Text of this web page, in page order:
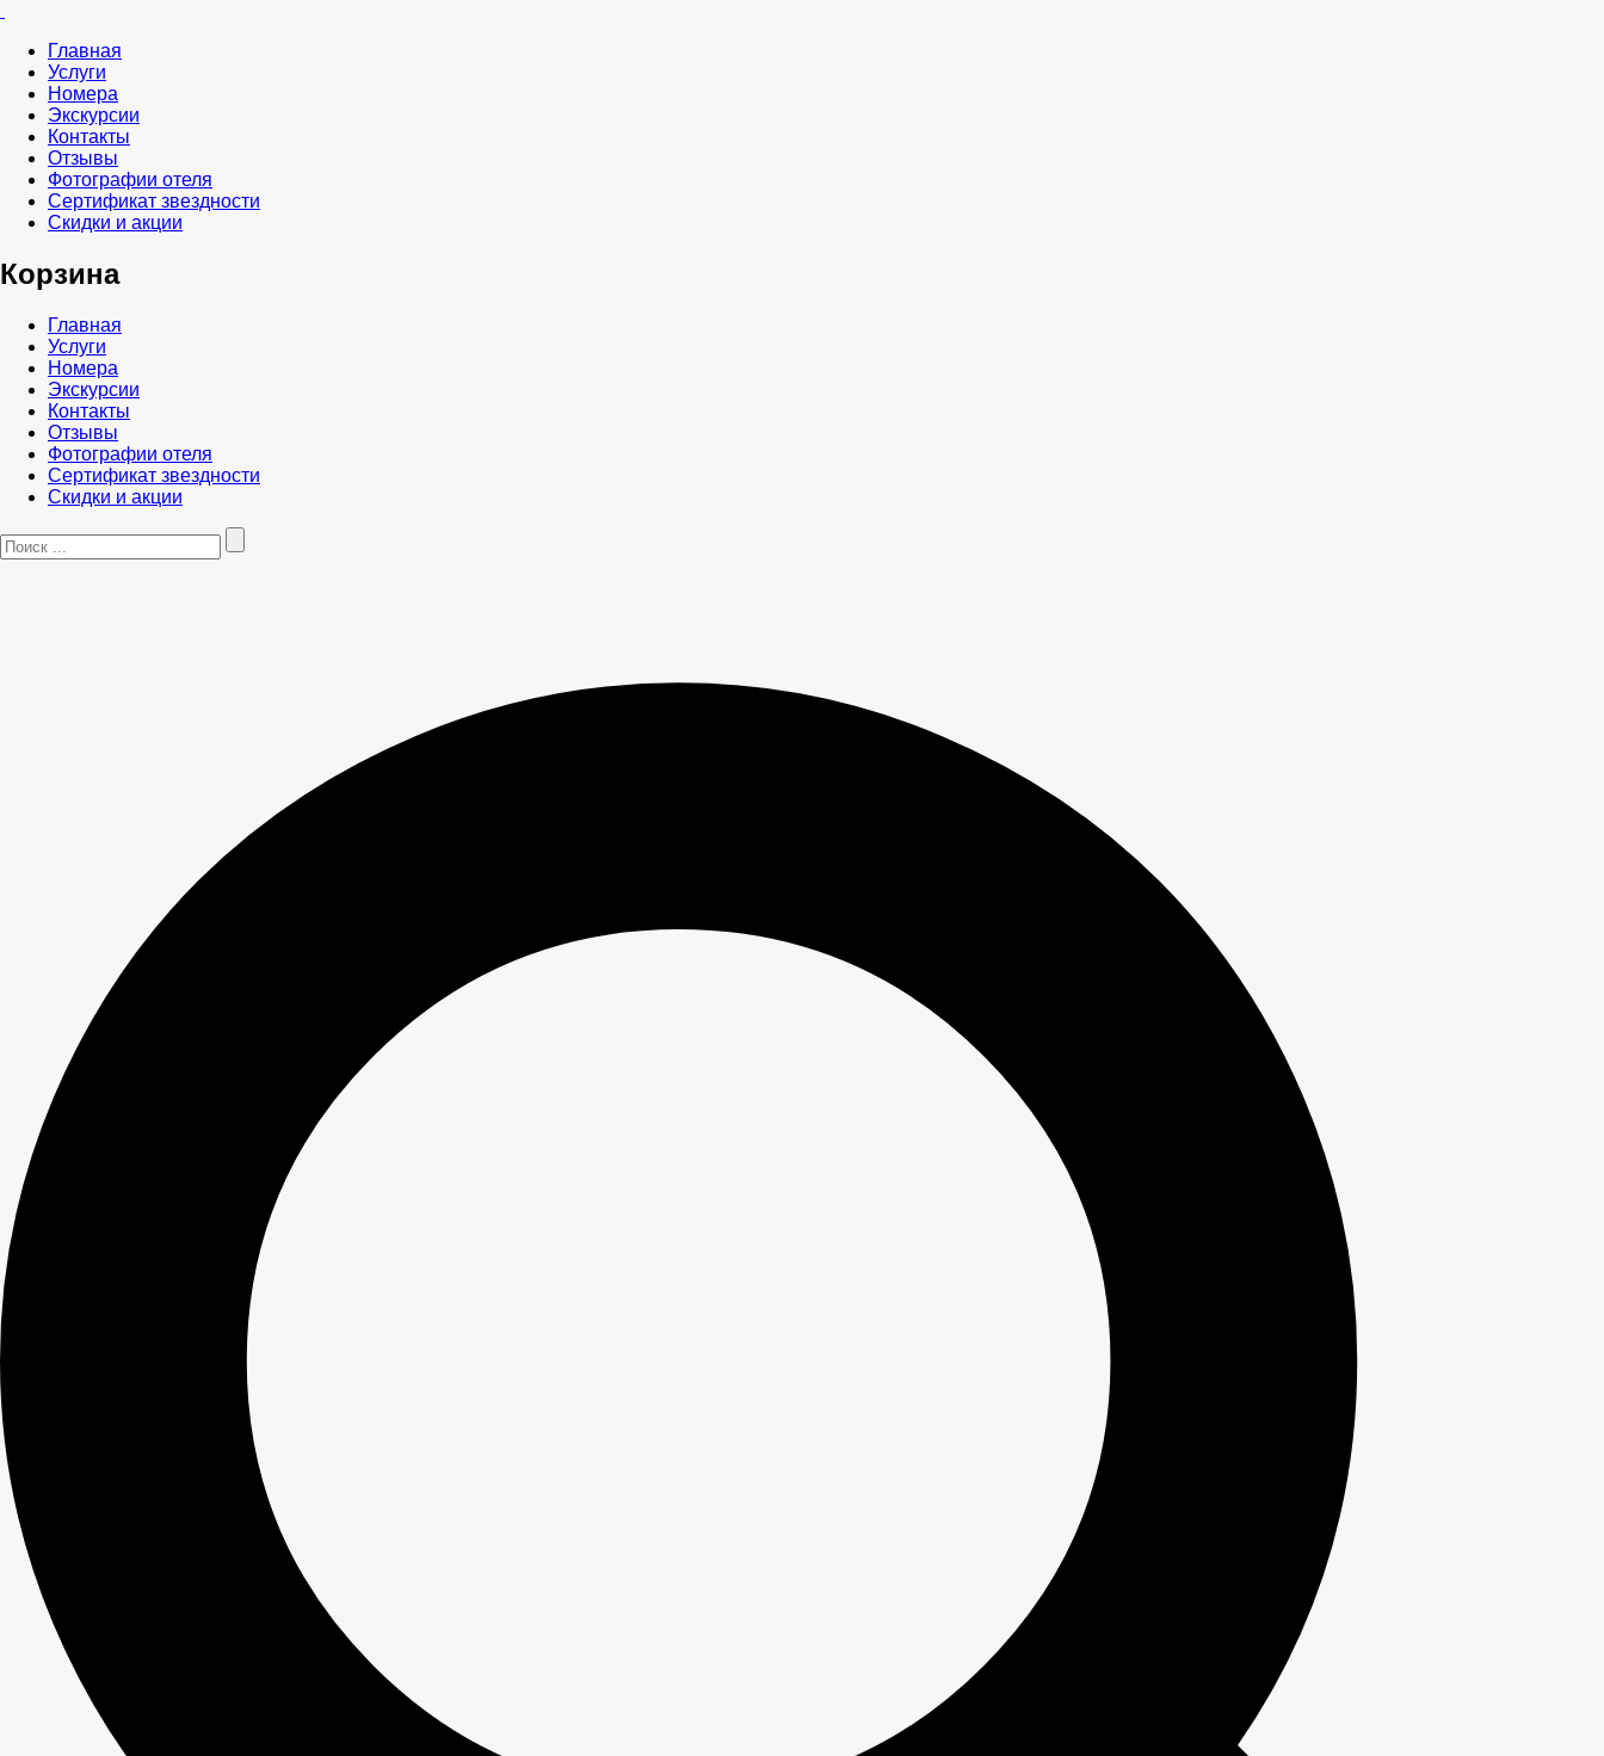
Главная
Услуги
Номера
Экскурсии
Контакты
Отзывы
Фотографии отеля
Сертификат звездности
Скидки и акции
Корзина
Главная
Услуги
Номера
Экскурсии
Контакты
Отзывы
Фотографии отеля
Сертификат звездности
Скидки и акции